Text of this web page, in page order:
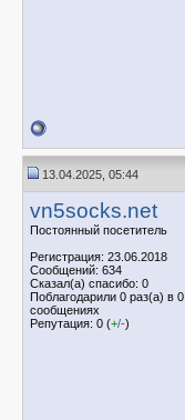
13.04.2025, 05:44
vn5socks.net
Постоянный посетитель
Регистрация: 23.06.2018
Сообщений: 634
Сказал(а) спасибо: 0
Поблагодарили 0 раз(а) в 0
сообщениях
Репутация: 0 (+/-)